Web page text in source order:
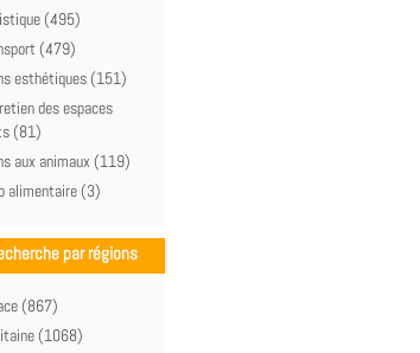
(495)
(479)
esthétiques (151)
des espaces
(81)
aux animaux (119)
alimentaire (3)
par régions
(867)
(1068)